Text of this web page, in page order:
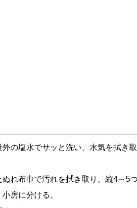
の塩水でサッと洗い、水気を拭き取
れ布巾で汚れを拭き取り、縦4～5つ
房に分ける。